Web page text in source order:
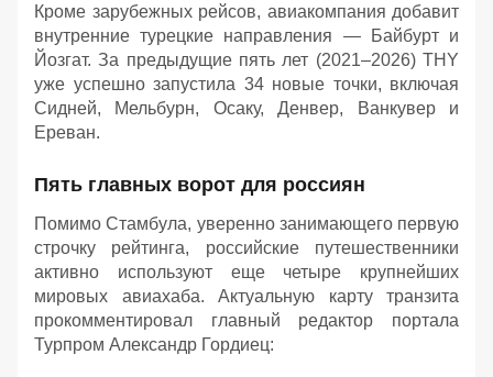
Кроме зарубежных рейсов, авиакомпания добавит
внутренние турецкие направления — Байбурт и
Йозгат. За предыдущие пять лет (2021–2026) THY
уже успешно запустила 34 новые точки, включая
Сидней, Мельбурн, Осаку, Денвер, Ванкувер и
Ереван.
Пять главных ворот для россиян
Помимо Стамбула, уверенно занимающего первую
строчку рейтинга, российские путешественники
активно используют еще четыре крупнейших
мировых авиахаба. Актуальную карту транзита
прокомментировал главный редактор портала
Турпром Александр Гордиец: